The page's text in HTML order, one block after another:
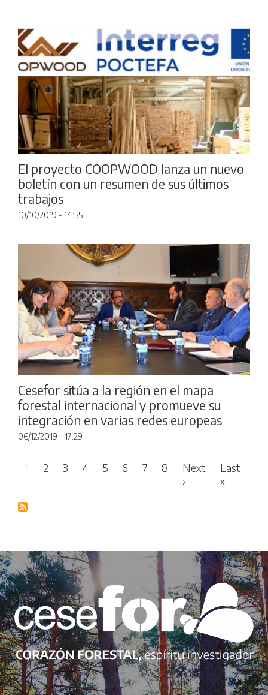
El proyecto COOPWOOD lanza un nuevo
boletín con un resumen de sus últimos
trabajos
10/10/2019 - 14:55
Cesefor sitúa a la región en el mapa
forestal internacional y promueve su
integración en varias redes europeas
06/12/2019 - 17:29
Pagination
1 2 3 4 5 6 7 8
Next
› Next page
Last
»Last